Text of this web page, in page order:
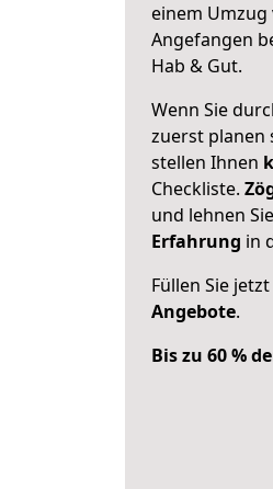
einem Umzug
Angefangen
Hab & Gut.
Wenn Sie
zuerst planen
stellen Ihnen
Checkliste.
und lehnen
Erfahrung in
Füllen Sie
Angebote.
Bis zu 60 %